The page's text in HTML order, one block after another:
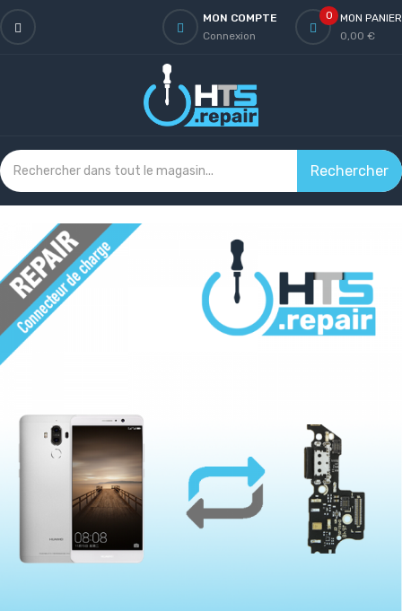
0
MON PANIER
0,00 €
MON COMPTE
Connexion
Rechercher